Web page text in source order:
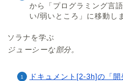
から「プログラミング言
い/弱いところ」に移動し
ソラナを学ぶ
ジューシーな部分。
ドキュメント[2-3h]の「